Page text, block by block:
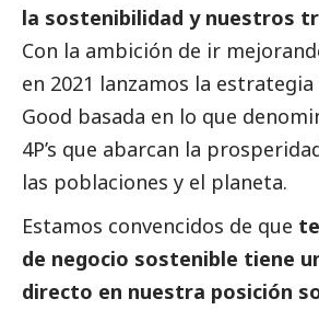
la sostenibilidad y nuestros
Con la ambición de ir
en 2021 lanzamos la estrategia
Good basada en lo que
4P’s que abarcan la
las poblaciones y el planeta.
Estamos convencidos de que
de negocio sostenible tiene
directo en nuestra posición